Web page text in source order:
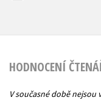
HODNOCENÍ
V současné době